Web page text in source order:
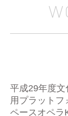
平成29年度
用プラットフ
ペースオペラ